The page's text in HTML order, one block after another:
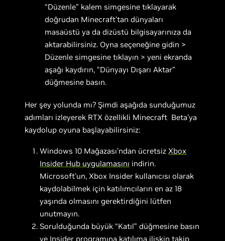
“Düzenle” kalem simgesine tıklayarak
doğrudan Minecraft’tan dünyaları
masaüstü ya da dizüstü bilgisayarınıza da
aktarabilirsiniz. Oyna seçeneğine gidin >
Düzenle simgesine tıklayın > yeni ekranda
aşağı kaydırın, “Dünyayı Dışarı Aktar”
düğmesine basın.
Her şey yolunda mı? Şimdi aşağıda sunduğumuz
adımları izleyerek RTX özellikli Minecraft Beta’ya
kaydolup oyuna başlayabilirsiniz:
Windows 10 Mağazası’ndan ücretsizXbox
Insider Hub uygulamasını indirin.
Microsoft’un, Xbox Insider kullanıcısı olarak
kaydolabilmek için katılımcıların en az 18
yaşında olmasını gerektirdiğini lütfen
unutmayın.
Sorulduğunda büyük “Katıl” düğmesine basın
ve Insider programına katılıma ilişkin takip